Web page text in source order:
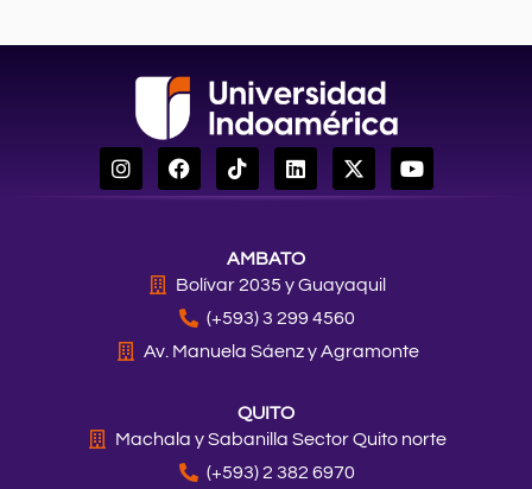
I
n
s
F
a
c
o
k
T
i
k
k
L
i
n
d
i
X
-
t
t
r
Y
o
u
AMBATO
Bolívar 2035 y Guayaquil
(+593) 3 299 4560
Av. Manuela Sáenz y Agramonte
QUITO
Machala y Sabanilla Sector Quito norte
(+593) 2 382 6970